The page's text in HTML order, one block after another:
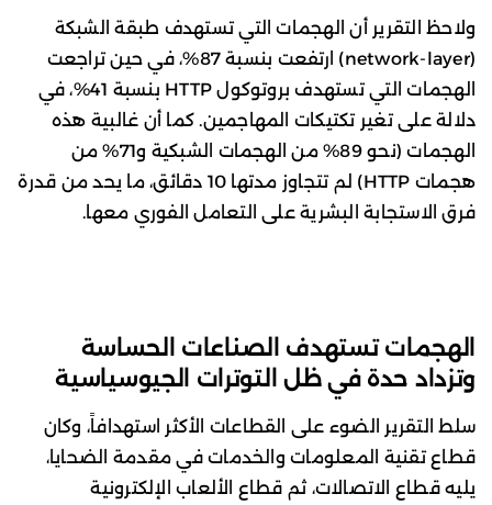
ولاحظ التقرير أن الهجمات التي تستهدف طبقة الشبكة
(network-layer) ارتفعت بنسبة 87%، في حين تراجعت
الهجمات التي تستهدف بروتوكول HTTP بنسبة 41%، في
دلالة على تغير تكتيكات المهاجمين. كما أن غالبية هذه
الهجمات (نحو 89% من الهجمات الشبكية و71% من
هجمات HTTP) لم تتجاوز مدتها 10 دقائق، ما يحد من قدرة
فرق الاستجابة البشرية على التعامل الفوري معها.
الهجمات تستهدف الصناعات الحساسة
وتزداد حدة في ظل التوترات الجيوسياسية
سلط التقرير الضوء على القطاعات الأكثر استهدافاً، وكان
قطاع تقنية المعلومات والخدمات في مقدمة الضحايا،
يليه قطاع الاتصالات، ثم قطاع الألعاب الإلكترونية